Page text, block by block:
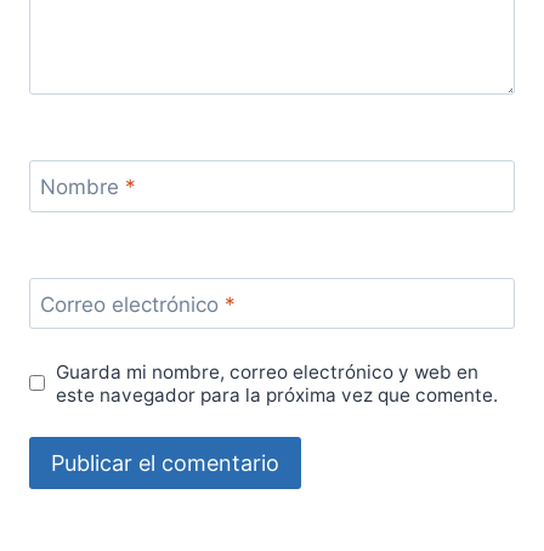
Nombre *
Correo electrónico *
Guarda mi nombre, correo electrónico y web en
este navegador para la próxima vez que comente.